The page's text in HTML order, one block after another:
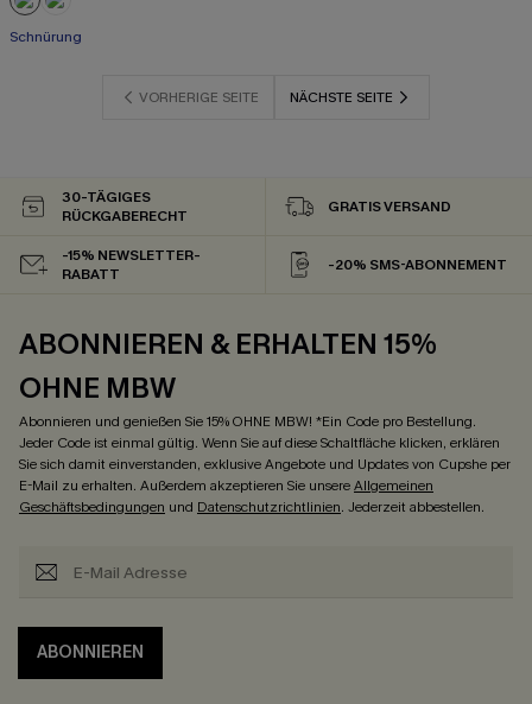
Schnürung
VORHERIGE SEITE NÄCHSTE SEITE
30-TÄGIGES
RÜCKGABERECHT
GRATIS VERSAND
-15% NEWSLETTER-
RABATT
-20% SMS-ABONNEMENT
ABONNIEREN & ERHALTEN 15%
OHNE MBW
Abonnieren und genießen Sie 15% OHNE MBW! *Ein Code pro Bestellung.
Jeder Code ist einmal gültig. Wenn Sie auf diese Schaltfläche klicken, erklären
Sie sich damit einverstanden, exklusive Angebote und Updates von Cupshe per
E-Mail zu erhalten. Außerdem akzeptieren Sie unsereAllgemeinen
Geschäftsbedingungen und Datenschutzrichtlinien. Jederzeit abbestellen.
ABONNIEREN